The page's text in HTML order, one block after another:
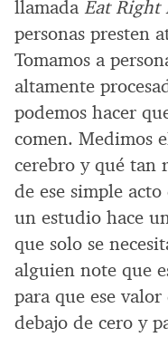
llamada Eat Right
personas presten
Tomamos a
altamente
podemos hacer
comen. Medimos
cerebro y qué tan
de ese simple
un estudio hace
que solo se
alguien note que
para que ese
debajo de cero y